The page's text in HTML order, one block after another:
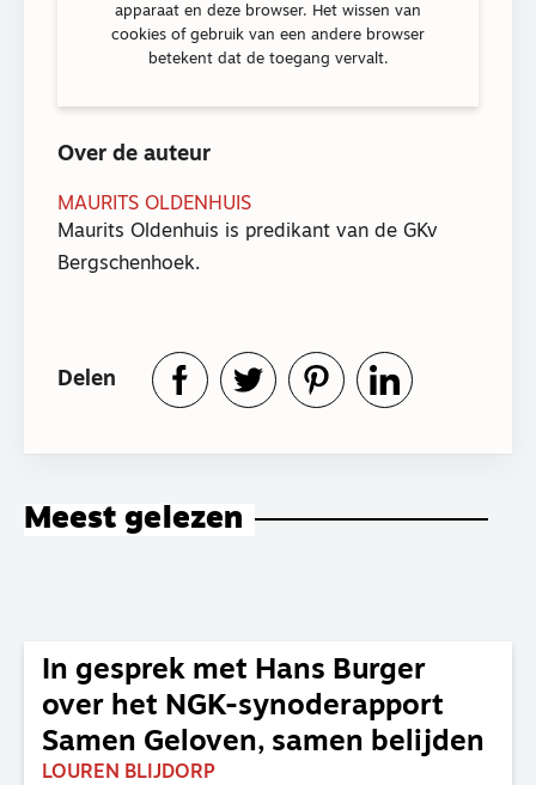
apparaat en deze browser. Het wissen van
cookies of gebruik van een andere browser
betekent dat de toegang vervalt.
Over de auteur
MAURITS OLDENHUIS
Maurits Oldenhuis is predikant van de GKv
Bergschenhoek.
Delen
Meest gelezen
In gesprek met Hans Burger
over het NGK-synoderapport
Samen Geloven, samen belijden
LOUREN BLIJDORP